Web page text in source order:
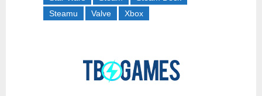
Steamu
Valve Xbox